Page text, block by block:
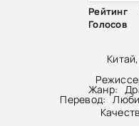
Жанр:
Перевод:
Рейтинг
Голосов